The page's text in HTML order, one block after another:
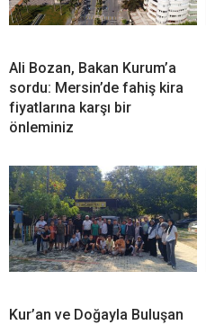
Ali Bozan, Bakan Kurum’a
sordu: Mersin’de fahiş kira
fiyatlarına karşı bir
önleminiz
Kur’an ve Doğayla Buluşan